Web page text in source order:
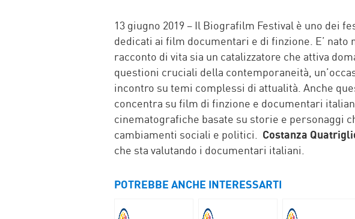
13 giugno 2019 – Il Biografilm Festival è uno dei
dedicati ai film documentari e di finzione. E’ nato
racconto di vita sia un catalizzatore che attiva
questioni cruciali della contemporaneità,
incontro su temi complessi di attualità. Anche
concentra su film di finzione e documentari
cinematografiche basate su storie e personaggi
cambiamenti sociali e politici. Costanza
che sta valutando i documentari italiani.
POTREBBE ANCHE INTERESSARTI